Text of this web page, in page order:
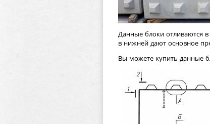
Данные блоки отливаются
в нижней дают основное
Вы можете купить данные